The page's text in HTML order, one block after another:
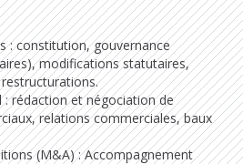
: constitution, gouvernance
modifications statutaires,
rédaction et négociation de
relations commerciales, baux
(M&A) : Accompagnement